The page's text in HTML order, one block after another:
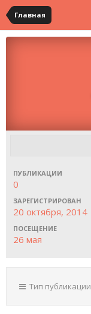
Главная
ПУБЛИКАЦИИ
0
ЗАРЕГИСТРИРОВАН
20 октября, 2014
ПОСЕЩЕНИЕ
26 мая
Тип публикации